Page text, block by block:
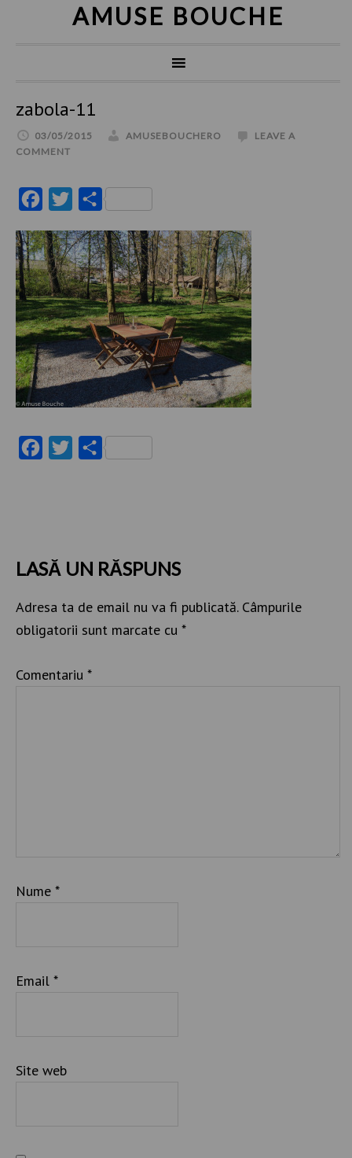
AMUSE BOUCHE
zabola-11
03/05/2015 AMUSEBOUCHERO
LEAVE A
COMMENT
FacebookTwitterPartajează
FacebookTwitterPartajează
LASĂ UN RĂSPUNS
Adresa ta de email nu va fi publicată. Câmpurile
obligatorii sunt marcate cu *
Comentariu *
Nume *
Email *
Site web